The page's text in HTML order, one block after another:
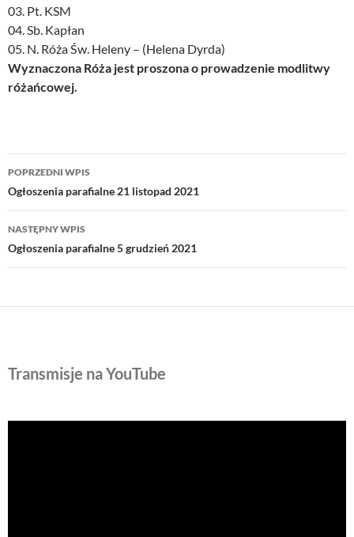
03. Pt. KSM
04. Sb. Kapłan
05. N. Róża Św. Heleny – (Helena Dyrda)
Wyznaczona Róża jest proszona o prowadzenie modlitwy
różańcowej.
Nawigacja
wpisu
POPRZEDNI WPIS
Ogłoszenia parafialne 21 listopad 2021
NASTĘPNY WPIS
Ogłoszenia parafialne 5 grudzień 2021
Transmisje na YouTube